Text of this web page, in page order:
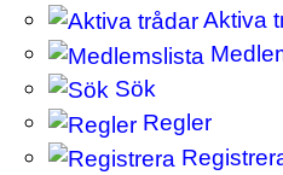
Aktiva
Sök
Regler